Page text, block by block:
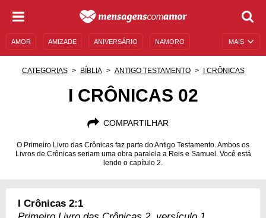
MAIS
AMOR AMIZADE ANIVERSÁRIO NAMORO
AUTOAJUDA
CATEGORIAS BÍBLIA ANTIGO TESTAMENTO I CRÔNICAS
I CRÔNICAS 02
COMPARTILHAR
O Primeiro Livro das Crônicas faz parte do Antigo Testamento. Ambos os
Livros de Crônicas seriam uma obra paralela a Reis e Samuel. Você está
lendo o capítulo 2.
I Crônicas 2:1